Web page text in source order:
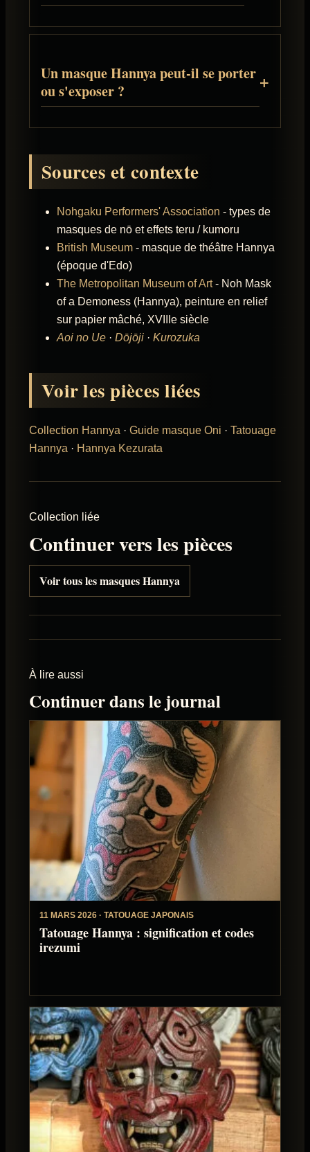
Un masque Hannya peut-il se porter
ou s'exposer ?
Sources et contexte
Nohgaku Performers' Association - types de
masques de nō et effets teru / kumoru
British Museum - masque de théâtre Hannya
(époque d'Edo)
The Metropolitan Museum of Art- Noh Mask
of a Demoness (Hannya), peinture en relief
sur papier mâché, XVIIIe siècle
Aoi no Ue · Dōjōji · Kurozuka
Voir les pièces liées
Collection Hannya · Guide masque Oni · Tatouage
Hannya · Hannya Kezurata
Collection liée
Continuer vers les pièces
Voir tous les masques Hannya
À lire aussi
Continuer dans le journal
11 MARS 2026 · TATOUAGE JAPONAIS
Tatouage Hannya : signification et codes
irezumi